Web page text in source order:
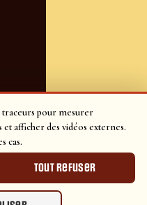
traceurs pour mesurer
afficher des vidéos externes.
cas.
Tout refuser